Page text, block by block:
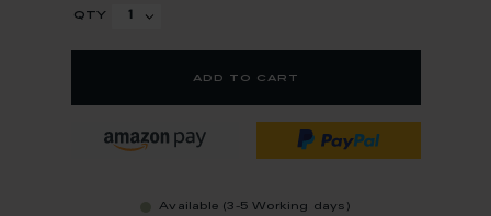
qty
add to cart
Available (3-5 Working days)